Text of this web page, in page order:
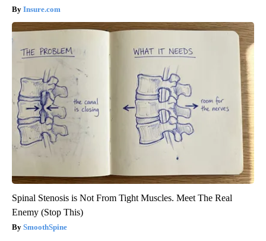
Insure.com
Spinal Stenosis is Not From Tight Muscles. Meet The Real
Enemy (Stop This)
SmoothSpine